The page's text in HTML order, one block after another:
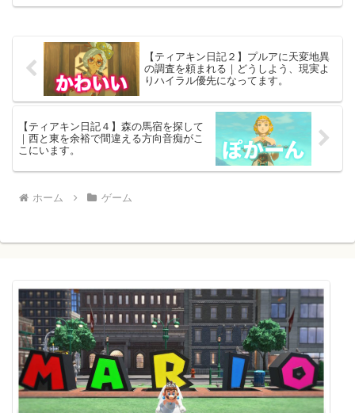
【ティアキン日記２】プルアに天変地異
の調査を頼まれる｜どうしよう、現実よ
りハイラル優先になってます。
【ティアキン日記４】森の馬宿を探して
｜西と東を余裕で間違える方向音痴がこ
こにいます。
ホーム ゲーム